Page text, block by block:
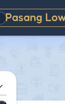
Pasang